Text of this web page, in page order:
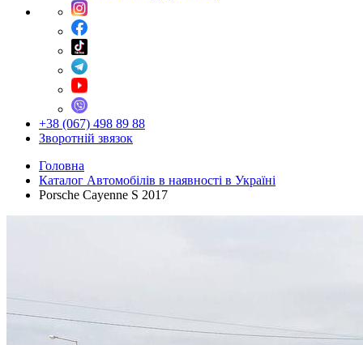
+38 (067) 498 89 88
Зворотній звязок
Головна
Каталог Автомобілів в наявності в Україні
Porsche Cayenne S 2017